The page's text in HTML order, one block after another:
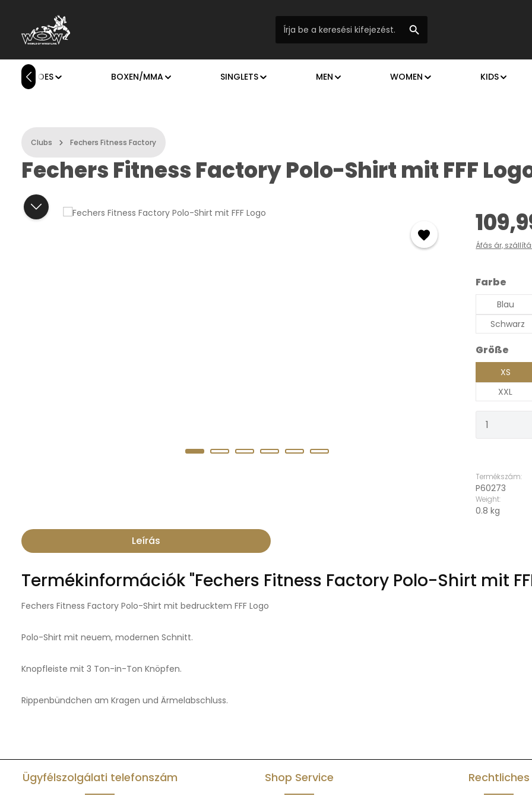
a fő tartalomra
Ugrás a kereséshez
Ugrás a fő navigációhoz
SHOES BOXEN/MMA SINGLETS MEN WOMEN KIDS
Clubs Fechers Fitness Factory
Fechers Fitness Factory Polo-Shirt mit FFF
Normál ár:
Áfás ár,
Válasszon
Farbe
Blau
Schwarz
Válasszon
Größe
XS
XXL
Termékszám:
P60273
Weight:
0.8 kg
Leírás
Termékinformációk "Fechers Fitness Factory Polo-Shirt mit
Fechers Fitness Factory Polo-Shirt mit bedrucktem FFF Logo
Polo-Shirt mit neuem, modernen Schnitt.
Knopfleiste mit 3 Ton-in-Ton Knöpfen.
Rippenbündchen am Kragen und Ärmelabschluss.
Ügyfélszolgálati telefonszám Shop Service Rechtliches